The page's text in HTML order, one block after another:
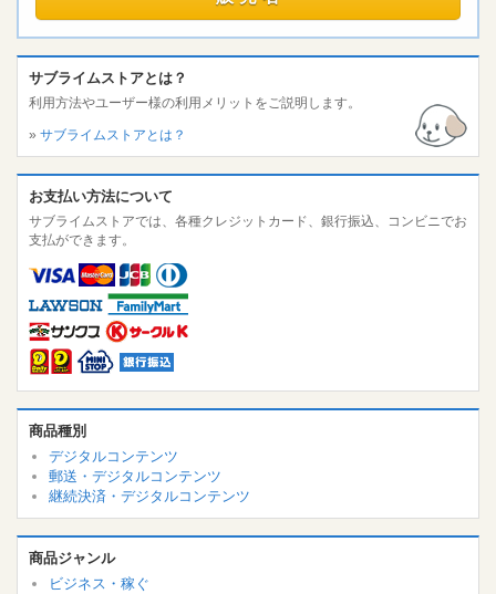
サブライムストアとは？
利用方法やユーザー様の利用メリットをご説明します。
» サブライムストアとは？
お支払い方法について
サブライムストアでは、各種クレジットカード、銀行振込、コンビニでお
支払ができます。
商品種別
デジタルコンテンツ
郵送・デジタルコンテンツ
継続決済・デジタルコンテンツ
商品ジャンル
ビジネス・稼ぐ